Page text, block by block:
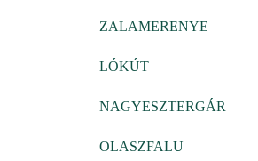
ZALAMERENYE
LÓKÚT
NAGYESZTERGÁR
OLASZFALU